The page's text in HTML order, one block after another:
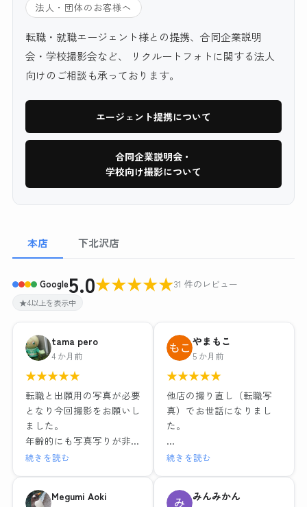
法人・団体のお客様へ
転職・就職エージェント様との提携、合同企業説明
会・学校撮影会など、 リクルートフォトに関する法人
向けのご相談も承っております。
エージェント提携について
合同企業説明会・
学校向け撮影について
本店 下北沢店
Google5.0★★★★★31 件のレビュー
★4以上を表示中
tama pero
4 か月前
★★★★★
転職と出願用の写真が必要
となり今回撮影をお願いし
ました。
年齢的にも写真写りが非常
に気になるため、お店の比
ある中で、こちらのお店で
続きを読む
やまもこ
5 か月前
★★★★★
他店の撮り直し（転職写
真）でお世話になりまし
た。
リクルートフォトプラン＋
類のデータと写真6枚で
続きを読む
Megumi Aoki みんみかん